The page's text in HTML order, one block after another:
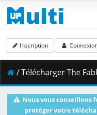
Inscription
/ Télécharger The Fable - S01E12 - 1080p WEB
Nous vous conseillons
protéger votre